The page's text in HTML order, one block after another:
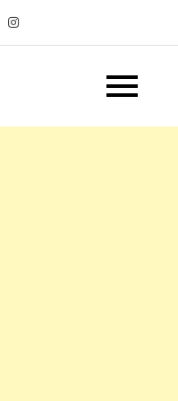
Hey Travel